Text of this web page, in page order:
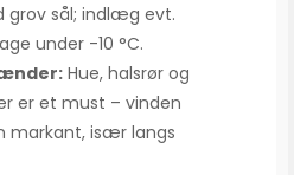
grov sål; indlæg evt.
under -10 °C.
Hue, halsrør og
er et must – vinden
markant, især langs